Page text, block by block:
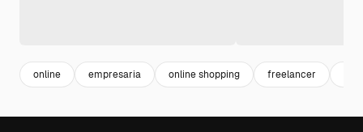
online empresaria online shopping freelancer